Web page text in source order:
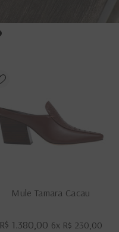
Mule Tamara Cacau
R$ 1.380,00 6x R$ 230,00